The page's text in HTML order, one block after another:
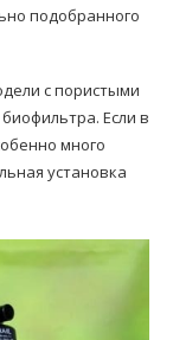
подобранного
с пористыми
Если в
много
установка